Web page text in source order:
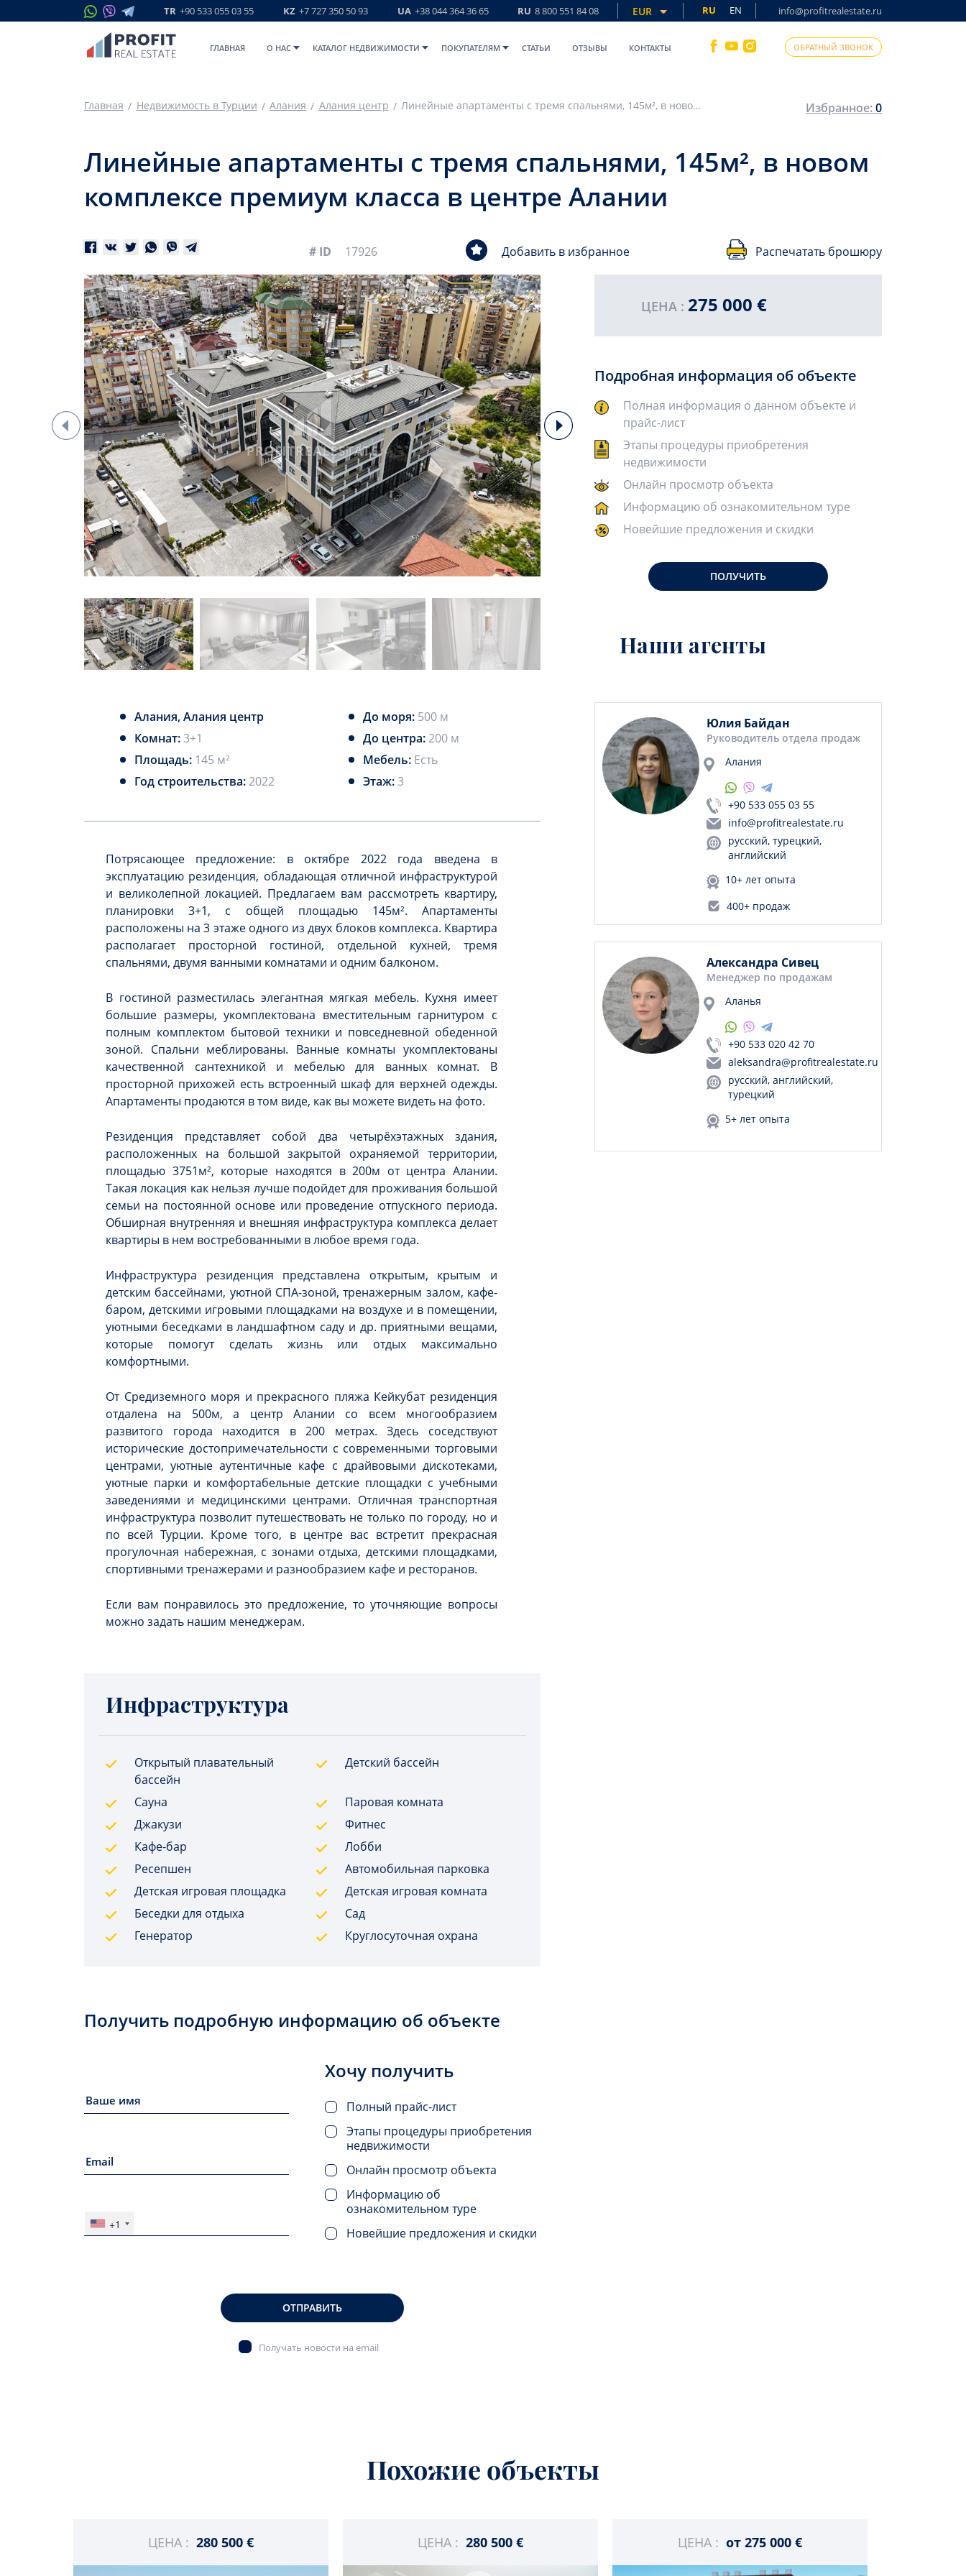
TR +90 533 055 03 55 KZ +7 727 350 50 93 UA +38 044 364 36 65 RU 8 800 551 84 08 EUR RU EN info@profitrealestate.ru
ГЛАВНАЯ O НАС КАТАЛОГ НЕДВИЖИМОСТИ ПОКУПАТЕЛЯМ СТАТЬИ ОТЗЫВЫ КОНТАКТЫ ОБРАТНЫЙ ЗВОНОК
Главная Недвижимость в Турции Алания Алания центр Линейные апартаменты с тремя спальнями, 145м², в новом комплексе премиум класса в центре Алании Избранное:0
Линейные апартаменты с тремя спальнями, 145м², в новом
комплексе премиум класса в центре Алании
# ID 17926 Добавить в избранное Распечатать брошюру
Алания, Алания центр До моря: 500 м
Комнат:3+1 До центра:200 м
Площадь: 145 м² Мебель: Есть
Год строительства:2022 Этаж:3
Потрясающее предложение: в октябре 2022 года введена в
эксплуатацию резиденция, обладающая отличной инфраструктурой
и великолепной локацией. Предлагаем вам рассмотреть квартиру,
планировки 3+1, с общей площадью 145м². Апартаменты
расположены на 3 этаже одного из двух блоков комплекса. Квартира
располагает просторной гостиной, отдельной кухней, тремя
спальнями, двумя ванными комнатами и одним балконом.
В гостиной разместилась элегантная мягкая мебель. Кухня имеет
большие размеры, укомплектована вместительным гарнитуром с
полным комплектом бытовой техники и повседневной обеденной
зоной. Спальни меблированы. Ванные комнаты укомплектованы
качественной сантехникой и мебелью для ванных комнат. В
просторной прихожей есть встроенный шкаф для верхней одежды.
Апартаменты продаются в том виде, как вы можете видеть на фото.
Резиденция представляет собой два четырёхэтажных здания,
расположенных на большой закрытой охраняемой территории,
площадью 3751м², которые находятся в 200м от центра Алании.
Такая локация как нельзя лучше подойдет для проживания большой
семьи на постоянной основе или проведение отпускного периода.
Обширная внутренняя и внешняя инфраструктура комплекса делает
квартиры в нем востребованными в любое время года.
Инфраструктура резиденция представлена открытым, крытым и
детским бассейнами, уютной СПА-зоной, тренажерным залом, кафе-
баром, детскими игровыми площадками на воздухе и в помещении,
уютными беседками в ландшафтном саду и др. приятными вещами,
которые помогут сделать жизнь или отдых максимально
комфортными.
От Средиземного моря и прекрасного пляжа Кейкубат резиденция
отдалена на 500м, а центр Алании со всем многообразием
развитого города находится в 200 метрах. Здесь соседствуют
исторические достопримечательности с современными торговыми
центрами, уютные аутентичные кафе с драйвовыми дискотеками,
уютные парки и комфортабельные детские площадки с учебными
заведениями и медицинскими центрами. Отличная транспортная
инфраструктура позволит путешествовать не только по городу, но и
по всей Турции. Кроме того, в центре вас встретит прекрасная
прогулочная набережная, с зонами отдыха, детскими площадками,
спортивными тренажерами и разнообразием кафе и ресторанов.
Если вам понравилось это предложение, то уточняющие вопросы
можно задать нашим менеджерам.
Инфраструктура
Открытый плавательный
бассейн
Детский бассейн
Сауна
Паровая комната
Джакузи
Фитнес
Кафе-бар
Лобби
Ресепшен
Автомобильная парковка
Детская игровая площадка
Детская игровая комната
Беседки для отдыха
Сад
Генератор
Круглосуточная охрана
Получить подробную информацию об объекте
+1
Хочу получить
Полный прайс-лист
Этапы процедуры приобретения
недвижимости
Онлайн просмотр объекта
Информацию об
ознакомительном туре
Новейшие предложения и скидки
ОТПРАВИТЬ
Получать новости на email
ЦЕНА : 275 000 €
Подробная информация об объекте
Полная информация о данном объекте и
прайс-лист
Этапы процедуры приобретения
недвижимости
Онлайн просмотр объекта
Информацию об ознакомительном туре
Новейшие предложения и скидки
ПОЛУЧИТЬ
Наши агенты
Юлия Байдан
Руководитель отдела продаж
Алания
+90 533 055 03 55
info@profitrealestate.ru
русский, турецкий,
английский
10+ лет опыта
400+ продаж
Александра Сивец
Менеджер по продажам
Аланья
+90 533 020 42 70
aleksandra@profitrealestate.ru
русский, английский,
турецкий
5+ лет опыта
Похожие объекты
ЦЕНА : 280 500 € ЦЕНА : 280 500 € ЦЕНА : от 275 000 €